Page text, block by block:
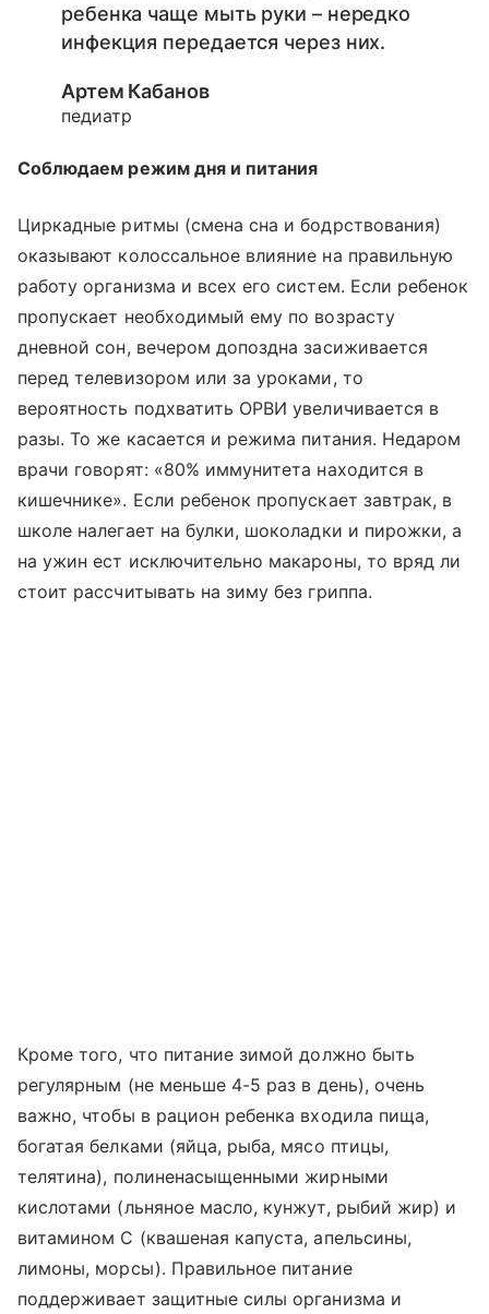
ребенка чаще мыть руки – нередко
инфекция передается через них.
Артем Кабанов
педиатр
Соблюдаем режим дня и питания
Циркадные ритмы (смена сна и бодрствования)
оказывают колоссальное влияние на правильную
работу организма и всех его систем. Если ребенок
пропускает необходимый ему по возрасту
дневной сон, вечером допоздна засиживается
перед телевизором или за уроками, то
вероятность подхватить ОРВИ увеличивается в
разы. То же касается и режима питания. Недаром
врачи говорят: «80% иммунитета находится в
кишечнике». Если ребенок пропускает завтрак, в
школе налегает на булки, шоколадки и пирожки, а
на ужин ест исключительно макароны, то вряд ли
стоит рассчитывать на зиму без гриппа.
Кроме того, что питание зимой должно быть
регулярным (не меньше 4-5 раз в день), очень
важно, чтобы в рацион ребенка входила пища,
богатая белками (яйца, рыба, мясо птицы,
телятина), полиненасыщенными жирными
кислотами (льняное масло, кунжут, рыбий жир) и
витамином С (квашеная капуста, апельсины,
лимоны, морсы). Правильное питание
поддерживает защитные силы организма и